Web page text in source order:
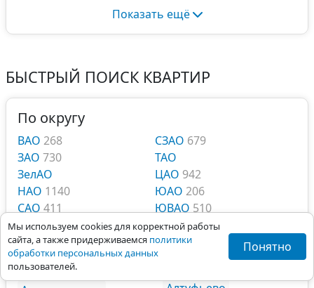
Мы используем cookies для корректной работы
сайта, а также придерживаемся политики
обработки персональных данных
пользователей.
Понятно
Показать ещё
БЫСТРЫЙ ПОИСК КВАРТИР
По округу
ВАО 268
ЗАО 730
ЗелАО
НАО 1140
САО 411
СВАО641
СЗАО 679
ТАО
ЦАО 942
ЮАО 206
ЮВАО 510
ЮЗАО40
Квартиры у метро